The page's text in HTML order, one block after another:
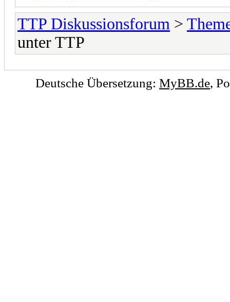
TTP Diskussionsforum >
unter TTP
Deutsche Übersetzung: MyBB.de,